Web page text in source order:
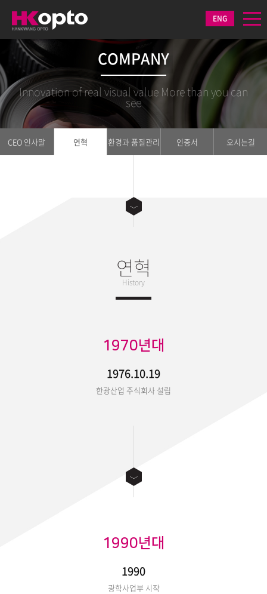
ENG
COMPANY
Innovation of real visual value More than you can
see
CEO 인사말 연혁 환경과 품질관리 인증서 오시는길
연혁
History
1970년대
1976.10.19
한광산업 주식회사 설립
1990년대
1990
광학사업부 시작